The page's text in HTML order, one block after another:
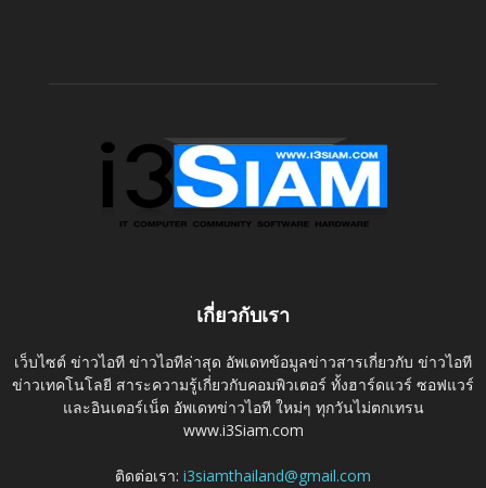
เกี่ยวกับเรา
เว็บไซต์ ข่าวไอที ข่าวไอทีล่าสุด อัพเดทข้อมูลข่าวสารเกี่ยวกับ ข่าวไอที
ข่าวเทคโนโลยี สาระความรู้เกี่ยวกับคอมพิวเตอร์ ทั้งฮาร์ดแวร์ ซอฟแวร์
และอินเตอร์เน็ต อัพเดทข่าวไอที ใหม่ๆ ทุกวันไม่ตกเทรน
www.i3Siam.com
ติดต่อเรา: i3siamthailand@gmail.com